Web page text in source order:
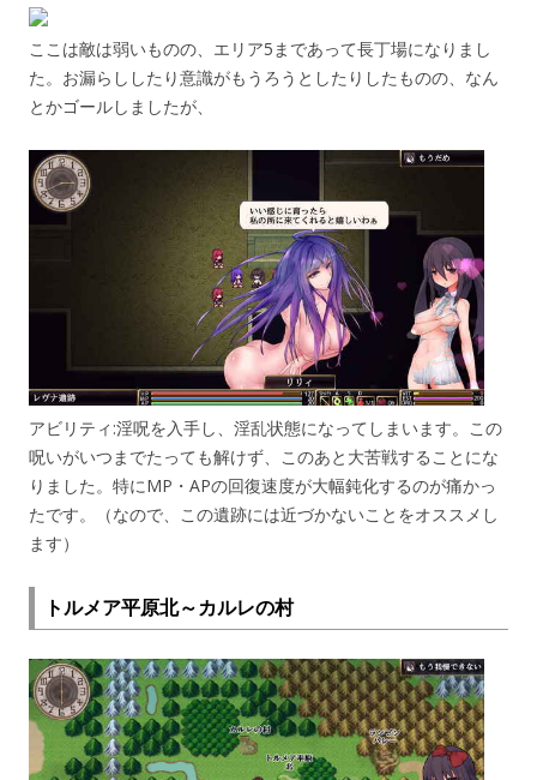
ここは敵は弱いものの、エリア5まであって長丁場になりまし
た。お漏らししたり意識がもうろうとしたりしたものの、なん
とかゴールしましたが、
アビリティ:淫呪を入手し、淫乱状態になってしまいます。この
呪いがいつまでたっても解けず、このあと大苦戦することにな
りました。特にMP・APの回復速度が大幅鈍化するのが痛かっ
たです。（なので、この遺跡には近づかないことをオススメし
ます）
トルメア平原北～カルレの村